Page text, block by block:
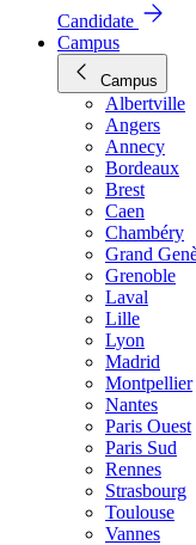
Candidate
Campus
Campus
Albertville
Angers
Annecy
Bordeaux
Brest
Caen
Chambéry
Grand
Grenoble
Laval
Lille
Lyon
Madrid
Montpellier
Nantes
Paris Ouest
Paris Sud
Rennes
Strasbourg
Toulouse
Vannes